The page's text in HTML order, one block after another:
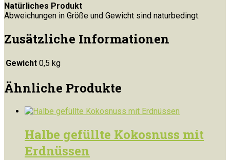
Natürliches Produkt
Abweichungen in Größe und Gewicht sind naturbedingt.
Zusätzliche Informationen
Gewicht 0,5 kg
Ähnliche Produkte
Halbe gefüllte Kokosnuss mit
Erdnüssen